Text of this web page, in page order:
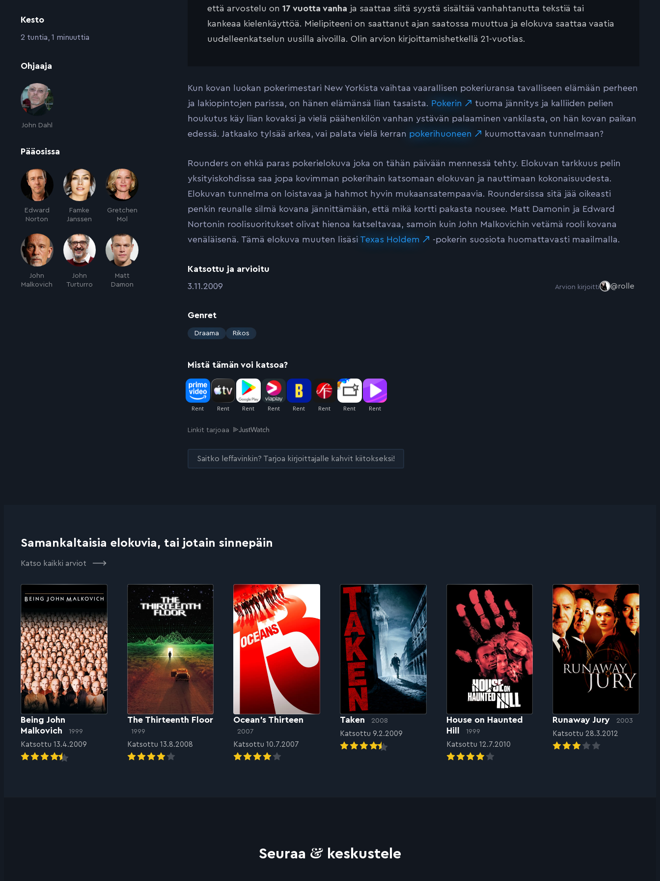
Kesto
:2 tuntia, 1 minuuttia
Ohjaaja
John Dahl
Pääosissa
Edward
Norton
Famke
Janssen
Gretchen
Mol
John
Malkovich
John
Turturro
Matt
Damon
että arvostelu on 17 vuotta vanha ja saattaa siitä syystä sisältää vanhahtanutta tekstiä tai
kankeaa kielenkäyttöä. Mielipiteeni on saattanut ajan saatossa muuttua ja elokuva saattaa vaatia
uudelleenkatselun uusilla aivoilla. Olin arvion kirjoittamishetkellä 21-vuotias.
Kun kovan luokan pokerimestari New Yorkista vaihtaa vaarallisen pokeriuransa tavalliseen elämään perheen
ja lakiopintojen parissa, on hänen elämänsä liian tasaista. Pokerin
tuoma jännitys ja kalliiden pelien
houkutus käy liian kovaksi ja vielä päähenkilön vanhan ystävän palaaminen vankilasta, on hän kovan paikan
edessä. Jatkaako tylsää arkea, vai palata vielä kerran pokerihuoneen kuumottavaan tunnelmaan?
Rounders on ehkä paras pokerielokuva joka on tähän päivään mennessä tehty. Elokuvan tarkkuus pelin
yksityiskohdissa saa jopa kovimman pokerihain katsomaan elokuvan ja nauttimaan kokonaisuudesta.
Elokuvan tunnelma on loistavaa ja hahmot hyvin mukaansatempaavia. Roundersissa sitä jää oikeasti
penkin reunalle silmä kovana jännittämään, että mikä kortti pakasta nousee. Matt Damonin ja Edward
Nortonin roolisuoritukset olivat hienoa katseltavaa, samoin kuin John Malkovichin vetämä rooli kovana
venäläisenä. Tämä elokuva muuten lisäsi Texas Holdem -pokerin suosiota huomattavasti maailmalla.
Katsottu ja arvioitu
:3.11.2009 Arvion kirjoitti @rolle
Genret
:
Draama Rikos
Mistä tämän voi katsoa?
Linkit tarjoaa
Saitko leffavinkin? Tarjoa kirjoittajalle kahvit kiitokseksi!
Samankaltaisia elokuvia, tai jotain sinnepäin
Katso kaikki arviot
Being John
Malkovich
1999
Katsottu 13.4.2009
The Thirteenth Floor
1999
Katsottu 13.8.2008
Ocean’s Thirteen
2007
Katsottu 10.7.2007
Taken 2008
Katsottu 9.2.2009
House on Haunted
Hill
1999
Katsottu 12.7.2010
Runaway Jury 2003
Katsottu 28.3.2012
Seuraa & keskustele